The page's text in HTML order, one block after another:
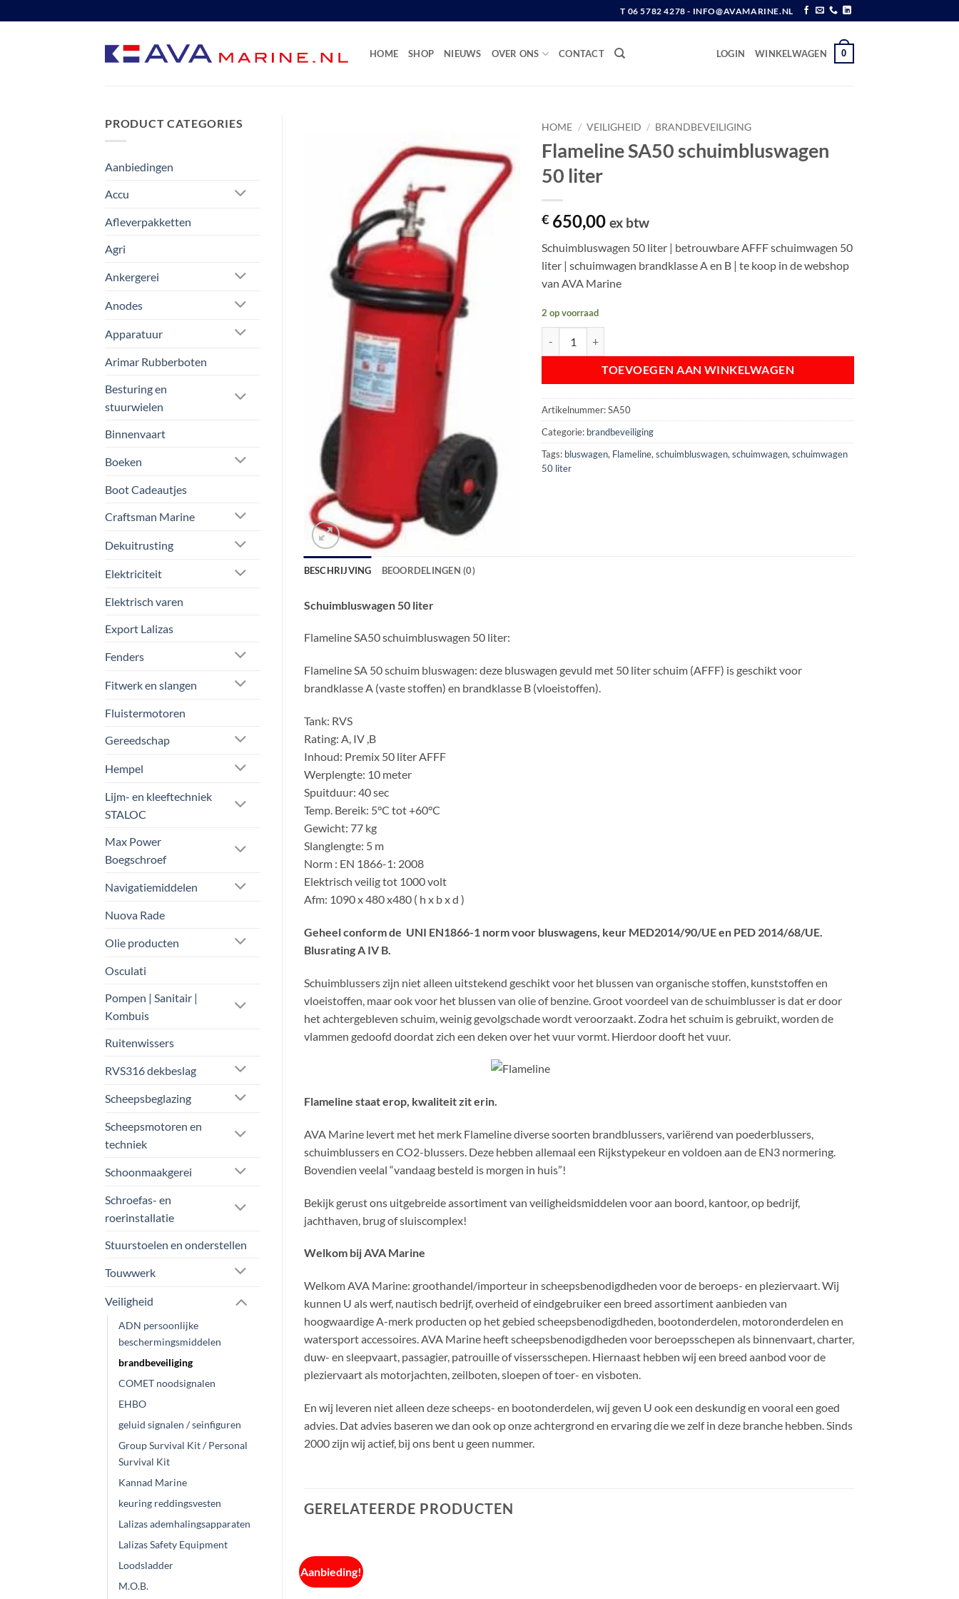
naar
T 06 5782 4278 - INFO@AVAMARINE.NL
HOME SHOP NIEUWS OVER ONS CONTACT LOGIN WINKELWAGEN 0
PRODUCT CATEGORIES
Aanbiedingen
Accu
Afleverpakketten
Agri
Ankergerei
Anodes
Apparatuur
Arimar Rubberboten
Besturing en
stuurwielen
Binnenvaart
Boeken
Boot Cadeautjes
Craftsman Marine
Dekuitrusting
Elektriciteit
Elektrisch varen
Export Lalizas
Fenders
Fitwerk en slangen
Fluistermotoren
Gereedschap
Hempel
Lijm- en kleeftechniek
STALOC
Max Power
Boegschroef
Navigatiemiddelen
Nuova Rade
Olie producten
Osculati
Pompen | Sanitair |
Kombuis
Ruitenwissers
RVS316 dekbeslag
Scheepsbeglazing
Scheepsmotoren en
techniek
Schoonmaakgerei
Schroefas- en
roerinstallatie
Stuurstoelen en onderstellen
Touwwerk
Veiligheid
ADN persoonlijke
beschermingsmiddelen
brandbeveiliging
COMET noodsignalen
EHBO
geluid signalen / seinfiguren
Group Survival Kit / Personal
Survival Kit
Kannad Marine
keuring reddingsvesten
Lalizas ademhalingsapparaten
Lalizas Safety Equipment
Loodsladder
M.O.B.
HOME / VEILIGHEID / BRANDBEVEILIGING
Flameline SA50 schuimbluswagen
50 liter
€ 650,00 ex btw
Schuimbluswagen 50 liter | betrouwbare AFFF schuimwagen 50
liter | schuimwagen brandklasse A en B | te koop in de webshop
van AVA Marine
2 op voorraad
TOEVOEGEN AAN WINKELWAGEN
Artikelnummer:SA50
Categorie: brandbeveiliging
Tags: bluswagen, Flameline,schuimbluswagen,schuimwagen,schuimwagen
50 liter
BESCHRIJVING BEOORDELINGEN (0)
Schuimbluswagen 50 liter
Flameline SA50 schuimbluswagen 50 liter:
Flameline SA 50 schuim bluswagen: deze bluswagen gevuld met 50 liter schuim (AFFF) is geschikt voor
brandklasse A (vaste stoffen) en brandklasse B (vloeistoffen).
Tank: RVS
Rating: A, IV ,B
Inhoud: Premix 50 liter AFFF
Werplengte: 10 meter
Spuitduur: 40 sec
Temp. Bereik: 5°C tot +60°C
Gewicht: 77 kg
Slanglengte: 5 m
Norm : EN 1866-1: 2008
Elektrisch veilig tot 1000 volt
Afm: 1090 x 480 x480 ( h x b x d )
Geheel conform de UNI EN1866-1 norm voor bluswagens, keur MED2014/90/UE en PED 2014/68/UE.
Blusrating A IV B.
Schuimblussers zijn niet alleen uitstekend geschikt voor het blussen van organische stoffen, kunststoffen en
vloeistoffen, maar ook voor het blussen van olie of benzine. Groot voordeel van de schuimblusser is dat er door
het achtergebleven schuim, weinig gevolgschade wordt veroorzaakt. Zodra het schuim is gebruikt, worden de
vlammen gedoofd doordat zich een deken over het vuur vormt. Hierdoor dooft het vuur.
Flameline staat erop, kwaliteit zit erin.
AVA Marine levert met het merk Flameline diverse soorten brandblussers, variërend van poederblussers,
schuimblussers en CO2-blussers. Deze hebben allemaal een Rijkstypekeur en voldoen aan de EN3 normering.
Bovendien veelal “vandaag besteld is morgen in huis”!
Bekijk gerust ons uitgebreide assortiment van veiligheidsmiddelen voor aan boord, kantoor, op bedrijf,
jachthaven, brug of sluiscomplex!
Welkom bij AVA Marine
Welkom AVA Marine: groothandel/importeur in scheepsbenodigdheden voor de beroeps- en pleziervaart. Wij
kunnen U als werf, nautisch bedrijf, overheid of eindgebruiker een breed assortiment aanbieden van
hoogwaardige A-merk producten op het gebied scheepsbenodigdheden, bootonderdelen, motoronderdelen en
watersport accessoires. AVA Marine heeft scheepsbenodigdheden voor beroepsschepen als binnenvaart, charter,
duw- en sleepvaart, passagier, patrouille of vissersschepen. Hiernaast hebben wij een breed aanbod voor de
pleziervaart als motorjachten, zeilboten, sloepen of toer- en visboten.
En wij leveren niet alleen deze scheeps- en bootonderdelen, wij geven U ook een deskundig en vooral een goed
advies. Dat advies baseren we dan ook op onze achtergrond en ervaring die we zelf in deze branche hebben. Sinds
2000 zijn wij actief, bij ons bent u geen nummer.
GERELATEERDE PRODUCTEN
Aanbieding!
Aanbieding!